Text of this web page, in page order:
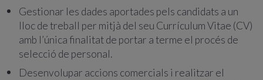
Gestionar les dades aportades pels candidats a un
lloc de treball per mitjà del seu Currículum Vitae (CV)
amb l’única finalitat de portar a terme el procés de
selecció de personal.
Desenvolupar accions comercials i realitzar el